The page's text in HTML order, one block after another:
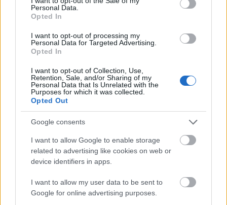
Personal Data.
Opted In
I want to opt-out of processing my
Personal Data for Targeted Advertising.
Opted In
I want to opt-out of Collection, Use,
Retention, Sale, and/or Sharing of my
Personal Data that Is Unrelated with the
Purposes for which it was collected.
Opted Out
Google consents
I want to allow Google to enable storage
related to advertising like cookies on web or
device identifiers in apps.
I want to allow my user data to be sent to
Google for online advertising purposes.
Βαθμολογήθηκε με4από 5
Βαθμολογήθηκε με
από 5
Βαθμολογήθηκε με
Βαθμολογήθηκε με1από 5
Αξιολογήσεις
Clear filters
Δεν υπάρχει καμία αξιολόγηση ακόμη.
Κάνετε την πρώτη αξιολόγηση για το προϊόν: “ΣΤΗΝ
Η ηλ. διεύθυνση σας δεν δημοσιεύεται. Τα υποχρεωτικά πεδία
σημειώνονται με